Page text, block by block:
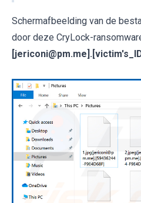
Schermafbeelding van de
door deze CryLock-